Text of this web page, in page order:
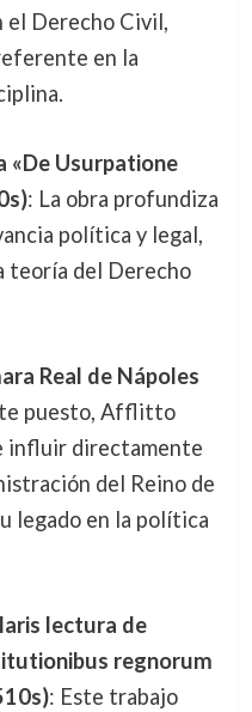
el Derecho Civil,
en la
«De Usurpatione
: La obra profundiza
política y legal,
teoría del Derecho
Real de Nápoles
puesto, Afflitto
influir directamente
del Reino de
legado en la política
lectura de
regnorum
: Este trabajo